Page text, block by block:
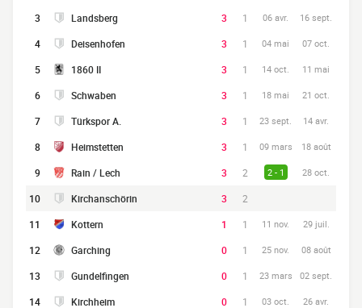
3 Landsberg 3 1 06 avr. 16 sept.
4 Deisenhofen 3 1 04 mai 07 oct.
5 1860 II 3 1 14 oct. 11 mai
6 Schwaben 3 1 18 mai 21 oct.
7 Türkspor A. 3 1 23 sept. 14 avr.
8 Heimstetten 3 1 09 mars 18 août
9 Rain / Lech 3 2 2 - 1 28 oct.
10 Kirchanschörin 3
2
11
Kottern 1 1 11 nov. 29 juil.
12 Garching 0 1 25 nov. 08 août
13 Gundelfingen 0 1 23 mars 02 sept.
14 Kirchheim 0 1 03 oct. 26 avr.